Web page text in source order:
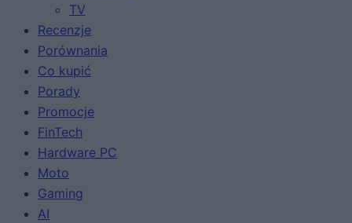
TV
Recenzje
Porównania
Co kupić
Porady
Promocje
FinTech
Hardware PC
Moto
Gaming
AI